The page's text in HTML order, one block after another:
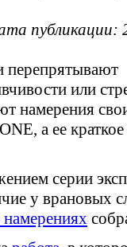
публикации:
перепрятывают
или
намерения
а ее
серии
у врановых
намерениях